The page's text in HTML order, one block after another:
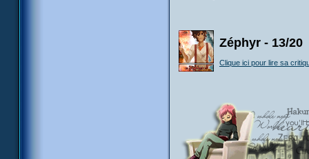
Zéphyr - 13/20
Clique ici pour lire sa